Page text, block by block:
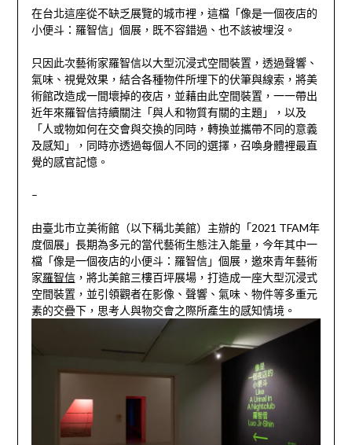
在台北這座從不缺乏展覽的城市裡，這檔「像是一個夜店的
小便斗：羅智信」個展，既不容錯過、也不該被埋沒。
只因此次藝術家羅智信以大型沉浸式空間裝置，透過聲響、
氣味、視覺效果，結合各種物件所埋下的伏筆與線索，將美
術館改造成一間壞掉的夜店，並藉由此空間裝置，一一帶出
近年來羅智信持續關注「與人和物質有關的主題」，以及
「人或物如何在交會與交換的同時，轉換並攜帶不同的意義
及感知」，同時亦透過每個人不同的選擇，召喚身體裡最直
覺的感官記憶。
–
由臺北市立美術館（以下稱北美館）主辦的「2021 TFAM年
度個展」長期為多元的當代藝術生態注入能量，今年其中一
檔「像是一個夜店的小便斗：羅智信」個展，邀來青年藝術
家羅智信，將北美館三樓百坪展場，打造成一座大型沉浸式
空間裝置，並引領觀者在影像、聲響、氣味、物件等多重元
素的交疊下，思考人與物交會之際所產生的感知情境。